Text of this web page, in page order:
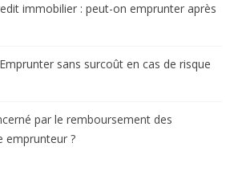
immobilier : peut-on emprunter après
Emprunter sans surcoût en cas de risque
par le remboursement des
emprunteur ?